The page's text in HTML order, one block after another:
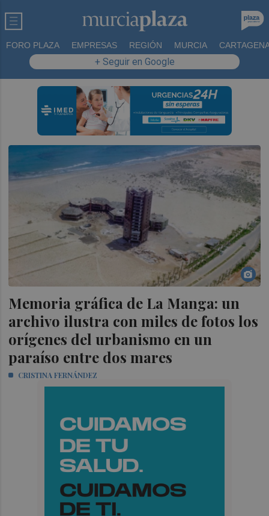
FORO PLAZA EMPRESAS REGIÓN MURCIA
+ Seguir en Google
Memoria gráfica de La Manga: un
archivo ilustra con miles de fotos los
orígenes del urbanismo en un
paraíso entre dos mares
CRISTINA FERNÁNDEZ